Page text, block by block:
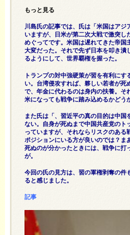
もっと見る
川島氏の記事では、氏は「米国はアジ
いますが、日米が第二次大戦で激突し
めぐってです。米国は遅れてきた帝国
大変だった。それで先ず日本を叩き潰
るようにして、世界覇権を握った。
トランプの対中強硬策が習を有利にす
い。台湾侵攻すれば、夥しい若者が死
で、年金に代わるのは身内の扶養。そ
米になっても戦争に踏み込めるかどう
また氏は「、習近平の真の目的は中国
ない。自身が死ぬまで中国共産党のト
っていますが、それならリスクのある
ポジションにいる方が良いのでは？ま
死ぬのが分かったときには、戦争に打
が。
今回の氏の見方は、習の軍権剥奪の件
ると感じました。
記事